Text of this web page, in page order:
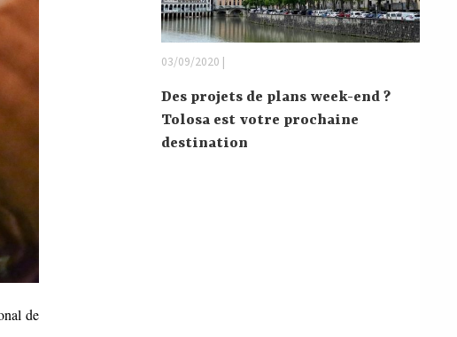
de
03/09/2020 |
Des projets de plans week-end ?
Tolosa est votre prochaine
destination